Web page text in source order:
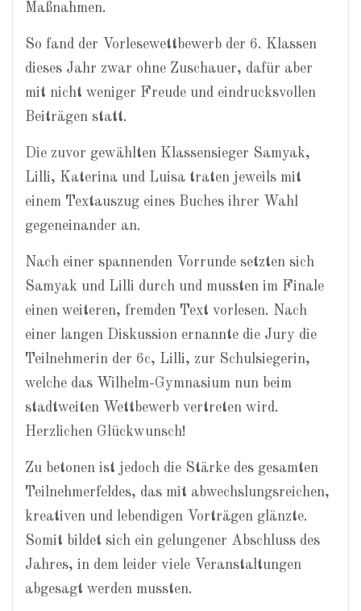
Maßnahmen.
So fand der Vorlesewettbewerb der 6. Klassen
dieses Jahr zwar ohne Zuschauer, dafür aber
mit nicht weniger Freude und eindrucksvollen
Beiträgen statt.
Die zuvor gewählten Klassensieger Samyak,
Lilli, Katerina und Luisa traten jeweils mit
einem Textauszug eines Buches ihrer Wahl
gegeneinander an.
Nach einer spannenden Vorrunde setzten sich
Samyak und Lilli durch und mussten im Finale
einen weiteren, fremden Text vorlesen. Nach
einer langen Diskussion ernannte die Jury die
Teilnehmerin der 6c, Lilli, zur Schulsiegerin,
welche das Wilhelm-Gymnasium nun beim
stadtweiten Wettbewerb vertreten wird.
Herzlichen Glückwunsch!
Zu betonen ist jedoch die Stärke des gesamten
Teilnehmerfeldes, das mit abwechslungsreichen,
kreativen und lebendigen Vorträgen glänzte.
Somit bildet sich ein gelungener Abschluss des
Jahres, in dem leider viele Veranstaltungen
abgesagt werden mussten.